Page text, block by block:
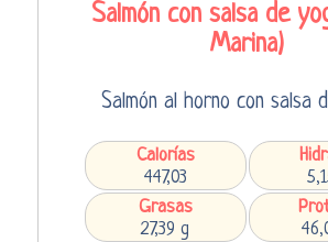
Salmón con salsa de
Marina)
Salmón al horno con salsa
Calorías
447,03
Grasas
27,39 g